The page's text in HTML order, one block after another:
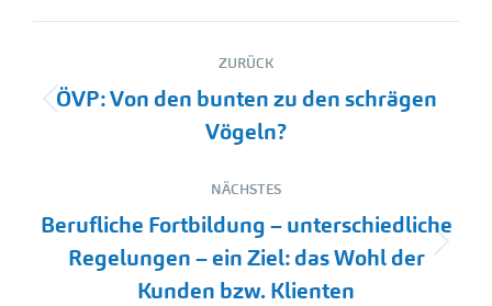
Kommentarnavigation
ZURÜCK
Vorheriger
Beitrag:
ÖVP: Von den bunten zu den schrägen
Vögeln?
NÄCHSTES
Nächster
Beitrag:
Berufliche Fortbildung – unterschiedliche
Regelungen – ein Ziel: das Wohl der
Kunden bzw. Klienten